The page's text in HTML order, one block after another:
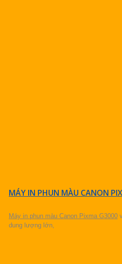
MÁY IN PHUN MÀU CANON
Máy in phun màu Canon Pixma G3000
dung lượng lớn,